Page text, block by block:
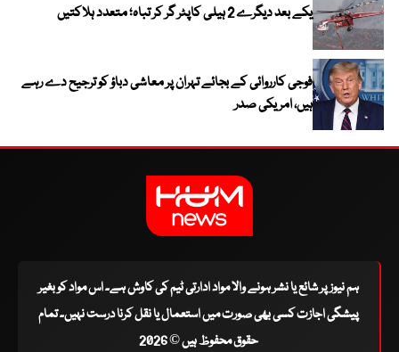
یکے بعد دیگرے 2 ہیلی کاپٹر گر کر تباہ؛ متعدد ہلاکتیں
فوجی کارروائی کے بجائے تہران پر معاشی دباؤ کو ترجیح دے رہے
ہیں، امریکی صدر
ہم نیوز پر شائع یا نشر ہونے والا مواد ادارتی ٹیم کی کاوش ہے۔ اس مواد کو بغیر
پیشگی اجازت کسی بھی صورت میں استعمال یا نقل کرنا درست نہیں۔ تمام
حقوق محفوظ ہیں © 2026